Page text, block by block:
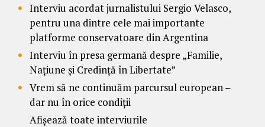
Interviu acordat jurnalistului Sergio Velasco,
pentru una dintre cele mai importante
platforme conservatoare din Argentina
Interviu în presa germană despre „Familie,
Națiune și Credință în Libertate”
Vrem să ne continuăm parcursul european –
dar nu în orice condiții
Afișează toate interviurile